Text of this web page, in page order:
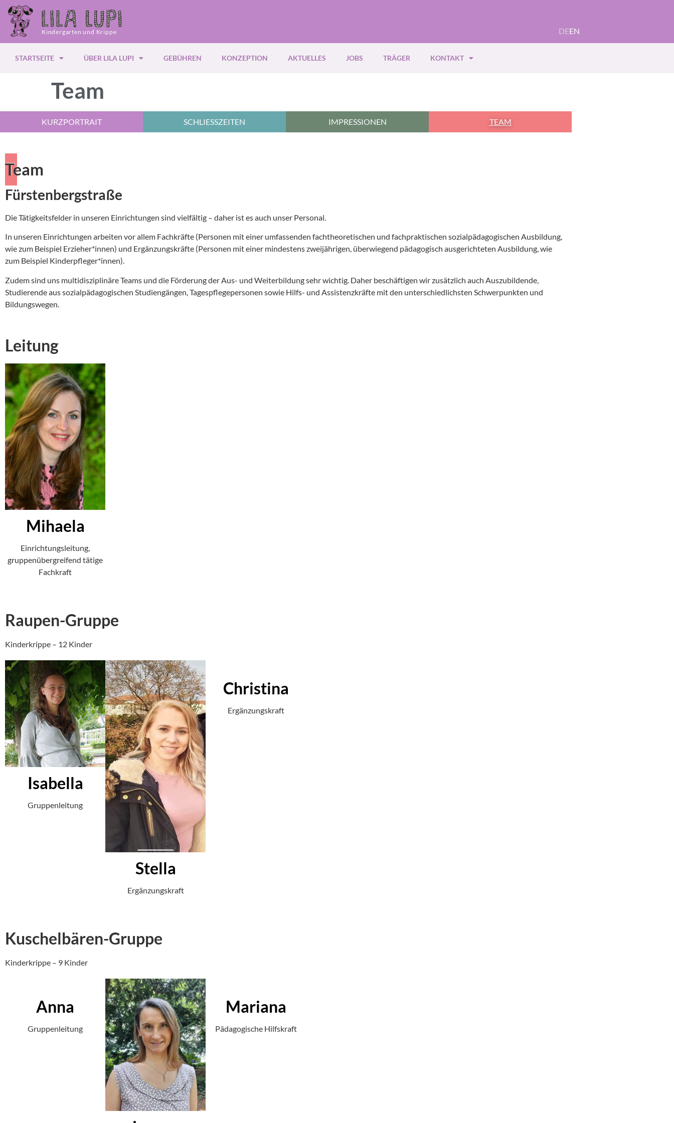
Kindergarten und Krippe DEEN
STARTSEITE ÜBER LILA LUPI GEBÜHREN KONZEPTION AKTUELLES JOBS TRÄGER KONTAKT
Team
KURZPORTRAIT SCHLIESSZEITEN IMPRESSIONEN TEAM
Team
Fürstenbergstraße
Die Tätigkeitsfelder in unseren Einrichtungen sind vielfältig – daher ist es auch unser Personal.
In unseren Einrichtungen arbeiten vor allem Fachkräfte (Personen mit einer umfassenden fachtheoretischen und fachpraktischen sozialpädagogischen Ausbildung,
wie zum Beispiel Erzieher*innen) und Ergänzungskräfte (Personen mit einer mindestens zweijährigen, überwiegend pädagogisch ausgerichteten Ausbildung, wie
zum Beispiel Kinderpfleger*innen).
Zudem sind uns multidisziplinäre Teams und die Förderung der Aus- und Weiterbildung sehr wichtig. Daher beschäftigen wir zusätzlich auch Auszubildende,
Studierende aus sozialpädagogischen Studiengängen, Tagespflegepersonen sowie Hilfs- und Assistenzkräfte mit den unterschiedlichsten Schwerpunkten und
Bildungswegen.
Leitung
Mihaela
Einrichtungsleitung,
gruppenübergreifend tätige
Fachkraft
Raupen-Gruppe
Kinderkrippe – 12 Kinder
Isabella
Gruppenleitung
Stella
Ergänzungskraft
Christina
Ergänzungskraft
Kuschelbären-Gruppe
Kinderkrippe – 9 Kinder
Anna
Gruppenleitung
Mariana
Pädagogische Hilfskraft